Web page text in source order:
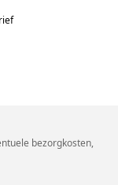
bezorgkosten,